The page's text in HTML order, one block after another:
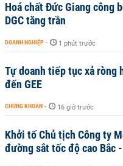
Hoá chất Đức Giang công
DGC tăng trần
DOANH NGHIỆP - 1 phút trước
Tự doanh tiếp tục xả ròng
đến GEE
CHỨNG KHOÁN - 16 giờ trước
Khởi tố Chủ tịch Công ty
đường sắt tốc độ cao Bắc